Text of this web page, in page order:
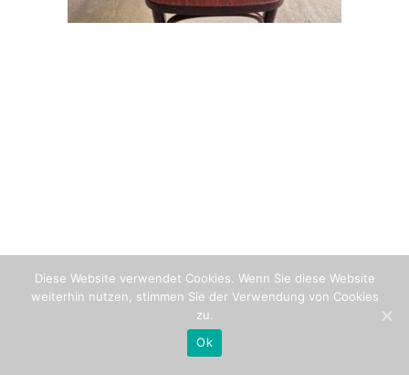
Diese Website verwendet Cookies. Wenn Sie diese Website
weiterhin nutzen, stimmen Sie der Verwendung von Cookies
zu.
Ok